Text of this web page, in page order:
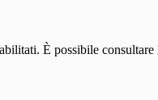
È possibile